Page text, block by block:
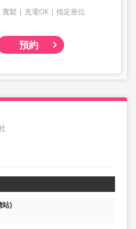
寬鬆 充電OK 指定座位
預約
站)